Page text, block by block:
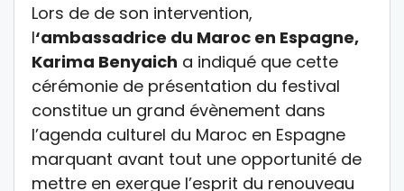
Lors de de son intervention,
l‘ambassadrice du Maroc en Espagne,
Karima Benyaich a indiqué que cette
cérémonie de présentation du festival
constitue un grand évènement dans
l’agenda culturel du Maroc en Espagne
marquant avant tout une opportunité de
mettre en exergue l’esprit du renouveau